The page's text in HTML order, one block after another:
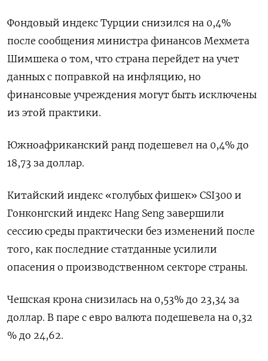
Фондовый индекс Турции снизился на 0,4%
после сообщения министра финансов Мехмета
Шимшека о том, что страна перейдет на учет
данных с поправкой на инфляцию, но
финансовые учреждения могут быть исключены
из этой практики.
Южноафриканский ранд подешевел на 0,4% до
18,73 за доллар.
Китайский индекс «голубых фишек» CSI300 и
Гонконгский индекс Hang Seng завершили
сессию среды практически без изменений после
того, как последние статданные усилили
опасения о производственном секторе страны.
Чешская крона снизилась на 0,53% до 23,34 за
доллар. В паре с евро валюта подешевела на 0,32
% до 24,62.